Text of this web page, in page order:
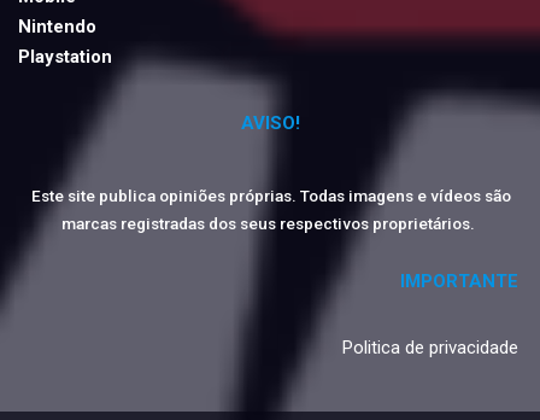
Nintendo
Playstation
AVISO!
Este site publica opiniões próprias. Todas imagens e vídeos são
marcas registradas dos seus respectivos proprietários.
IMPORTANTE
Politica de privacidade